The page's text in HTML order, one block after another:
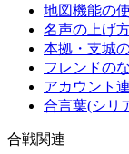
地図機能の
名声の上げ
本拠・支城
フレンドの
アカウント
合言葉(シリ
合戦関連